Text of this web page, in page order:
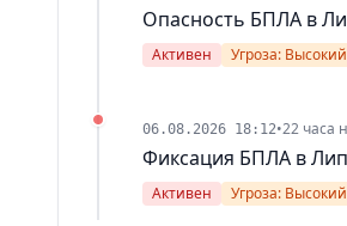
Опасность БПЛА в
Активен Угроза: Высокий
06.08.2026 18:12•22 часа
Фиксация БПЛА в
Активен Угроза: Высокий